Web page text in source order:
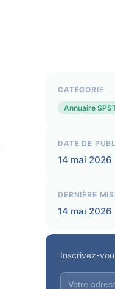
CATÉGORIE
Annuaire
DATE DE
14 mai 2026
DERNIÈRE
14 mai 2026
Inscrivez-